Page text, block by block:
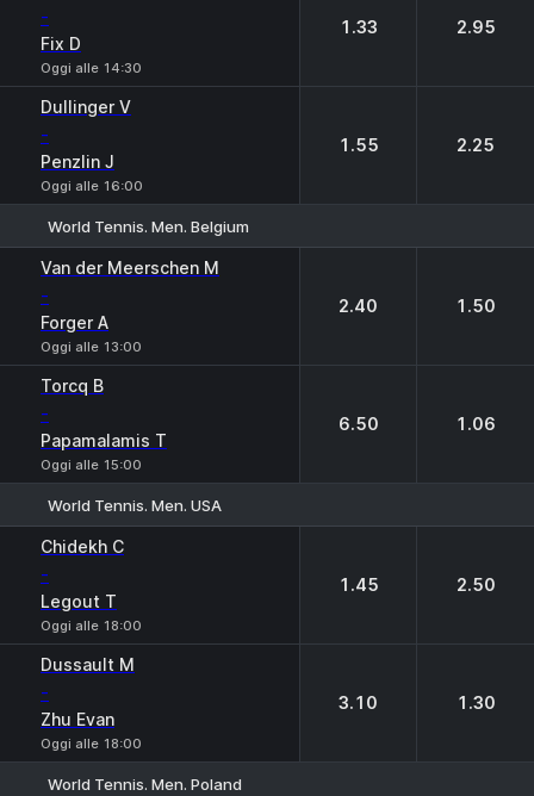
-
Fix D
Oggi alle 14:30
1.33 2.95
Dullinger V
-
Penzlin J
Oggi alle 16:00
1.55 2.25
World Tennis. Men. Belgium
Van der Meerschen M
-
Forger A
Oggi alle 13:00
2.40 1.50
Torcq B
-
Papamalamis T
Oggi alle 15:00
6.50 1.06
World Tennis. Men. USA
Chidekh C
-
Legout T
Oggi alle 18:00
1.45 2.50
Dussault M
-
Zhu Evan
Oggi alle 18:00
3.10 1.30
World Tennis. Men. Poland